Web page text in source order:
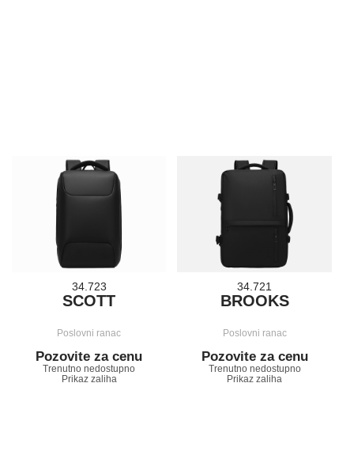
34.723
SCOTT
Poslovni ranac
Pozovite za cenu
Trenutno nedostupno
Prikaz zaliha
34.721
BROOKS
Poslovni ranac
Pozovite za cenu
Trenutno nedostupno
Prikaz zaliha